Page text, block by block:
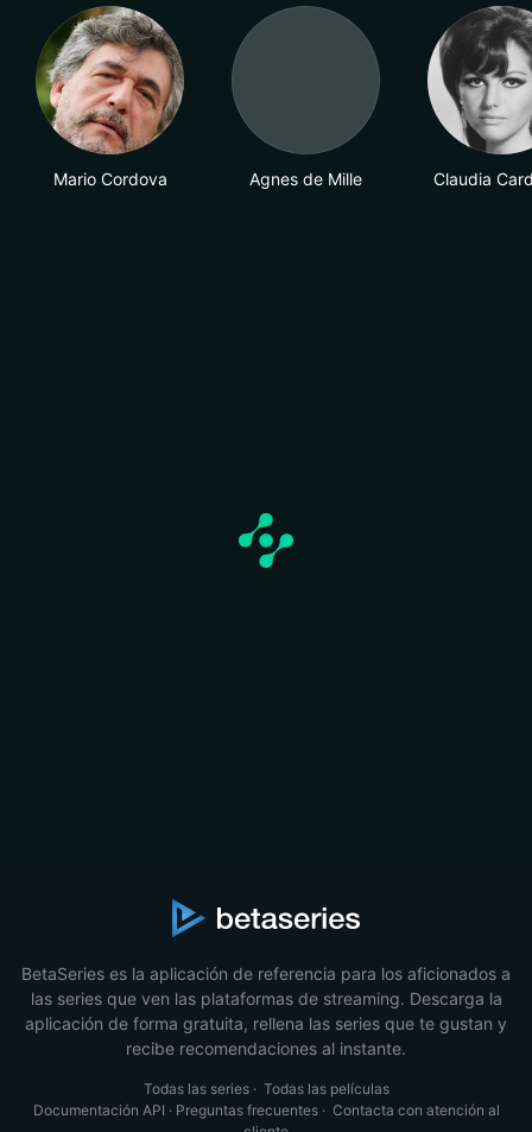
Mario Cordova Agnes de Mille Claudia
BetaSeries es la aplicación de referencia para los aficionados a
las series que ven las plataformas de streaming. Descarga la
aplicación de forma gratuita, rellena las series que te gustan y
recibe recomendaciones al instante.
Todas las series· Todas las películas
Documentación API · Preguntas frecuentes· Contacta con atención al